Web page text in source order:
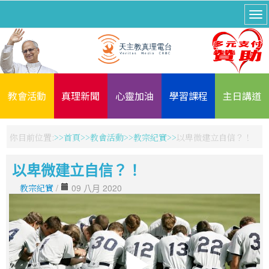
教會活動 真理新聞 心靈加油 學習課程 主日講道
你目前位置: 首頁 教會活動 教宗紀實 以卑微建立自信？！
以卑微建立自信？！
教宗紀實 / 09 八月 2020